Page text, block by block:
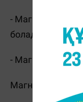
- Магний тұзын
болады;
- Магний
Магний мол